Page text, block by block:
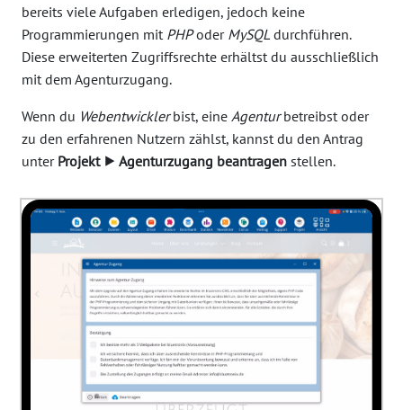
bereits viele Aufgaben erledigen, jedoch keine
Programmierungen mit PHPoder MySQLdurchführen.
Diese erweiterten Zugriffsrechte erhältst du ausschließlich
mit dem Agenturzugang.
Wenn du Webentwicklerbist, eine Agenturbetreibst oder
zu den erfahrenen Nutzern zählst, kannst du den Antrag
unter Projekt ⯈ Agenturzugang beantragen stellen.